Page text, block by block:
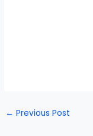
← Previous Post